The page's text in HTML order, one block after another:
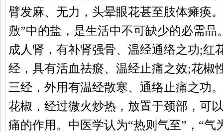
臂发麻、无力，头晕眼花甚至肢体瘫痪
敷”中的盐，是生活中不可缺少的必需
成人肾，有补肾强骨、温经通络之功;红
经，具有活血祛瘀、温经止痛之效;花椒
三经，外用有温经散寒、通络止痛之功
花椒，经过微火炒热，放置于颈部，可
痛的作用。中医学认为“热则气至”，“气